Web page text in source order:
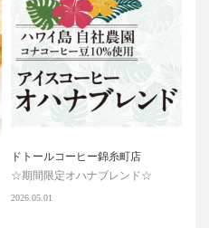
ドトールコーヒー錦糸町店
☆期間限定オハナブレンド☆
2026.05.01